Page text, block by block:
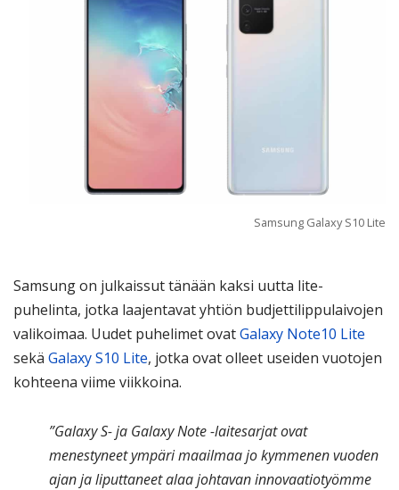
Samsung Galaxy S10 Lite
Samsung on julkaissut tänään kaksi uutta lite-
puhelinta, jotka laajentavat yhtiön budjettilippulaivojen
valikoimaa. Uudet puhelimet ovatGalaxy Note10 Lite
sekä Galaxy S10 Lite, jotka ovat olleet useiden vuotojen
kohteena viime viikkoina.
”Galaxy S- ja Galaxy Note -laitesarjat ovat
menestyneet ympäri maailmaa jo kymmenen vuoden
ajan ja liputtaneet alaa johtavan innovaatiotyömme